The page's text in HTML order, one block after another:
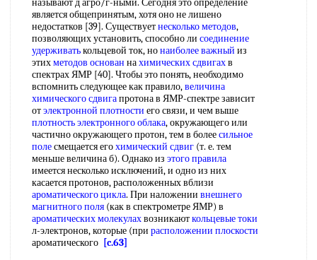
называют д агро/г-ными. Сегодня это определение
является общепринятым, хотя оно не лишено
недостатков [39]. Существуетнесколько методов,
позволяющих установить, способно ли соединение
удерживатькольцевой ток, нонаиболее важный из
этихметодов основан нахимических сдвигахв
спектрах ЯМР [40]. Чтобы это понять, необходимо
вспомнить следующее как правило,величина
химического сдвигапротона в ЯМР-спектре зависит
отэлектронной плотности его связи, и чем выше
плотность электронного облака, окружающего или
частично окружающего протон, тем в болеесильное
полесмещается егохимический сдвиг (т. е. тем
меньше величина б). Однако из этого правила
имеется несколько исключений, и одно из них
касается протонов, расположенных вблизи
ароматического цикла. При наложении внешнего
магнитного поля (как в спектрометре ЯМР) в
ароматических молекулахвозникаюткольцевые токи
л-электронов, которые (при расположении плоскости
ароматического [c.63]